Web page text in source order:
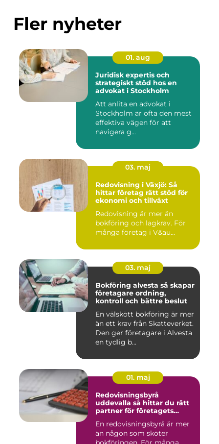
Fler nyheter
01. aug
Juridisk expertis och
strategiskt stöd hos en
advokat i Stockholm
Att anlita en advokat i
Stockholm är ofta den mest
effektiva vägen för att
navigera g...
03. maj
Redovisning i Växjö: Så
hittar företag rätt stöd för
ekonomi och tillväxt
Redovisning är mer än
bokföring och lagkrav. För
många företag i V&au...
03. maj
Bokföring alvesta så skapar
företagare ordning,
kontroll och bättre beslut
En välskött bokföring är mer
än ett krav från Skatteverket.
Den ger företagare i Alvesta
en tydlig b...
01. maj
Redovisningsbyrå
uddevalla så hittar du rätt
partner för företagets
En redovisningsbyrå är mer
än någon som sköter